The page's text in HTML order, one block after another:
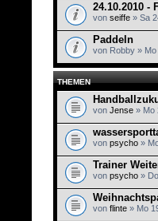
24.10.2010 -
von seiffe » Sa
Paddeln
von Robby »
THEMEN
von Jense » Mo
von psycho »
Trainer
von psycho »
von flinte » Mo